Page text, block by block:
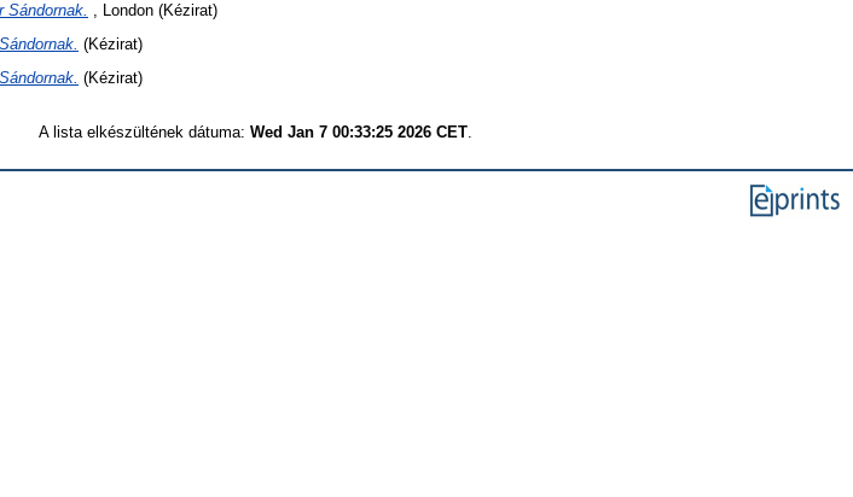
Sándornak. , London (Kézirat)
(Kézirat)
(Kézirat)
A lista elkészültének dátuma: Wed Jan 7 00:33:25 2026 CET